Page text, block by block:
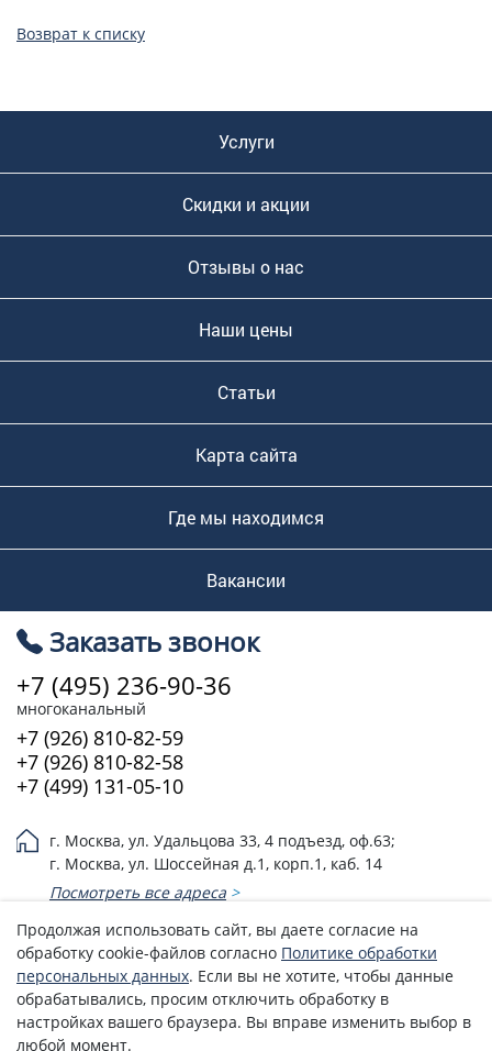
Возврат к списку
Услуги
Скидки и акции
Отзывы о нас
Наши цены
Статьи
Карта сайта
Где мы находимся
Вакансии
г. Москва, ул. Удальцова 33, 4 подъезд, оф.63;
г. Москва, ул. Шоссейная д.1, корп.1, каб. 14
Посмотреть все адреса >
Эл. почта:3526474@mail.ru
Политика возврата денежных средств
Политика обработки персональных данных
Заказать звонок
+7 (495) 236-90-36
многоканальный
+7 (926) 810-82-59
+7 (926) 810-82-58
+7 (499) 131-05-10
© 2005 - 2026 Союз-эксперт (ООО)
Продолжая использовать сайт, вы даете согласие на
обработку cookie-файлов согласно Политике обработки
персональных данных. Если вы не хотите, чтобы данные
обрабатывались, просим отключить обработку в
настройках вашего браузера. Вы вправе изменить выбор в
любой момент.